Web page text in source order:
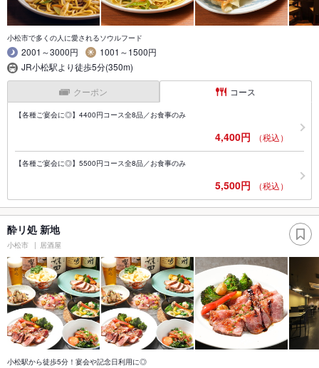
小松市で多くの人に愛されるソウルフード
2001～3000円
1001～1500円
JR小松駅より徒歩5分(350m)
クーポン コース
【各種ご宴会に◎】4400円コース全8品／お食事のみ
4,400円 （税込）
【各種ご宴会に◎】5500円コース全8品／お食事のみ
5,500円 （税込）
酔リ処 新地
小松市 居酒屋
小松駅から徒歩5分！宴会や記念日利用に◎